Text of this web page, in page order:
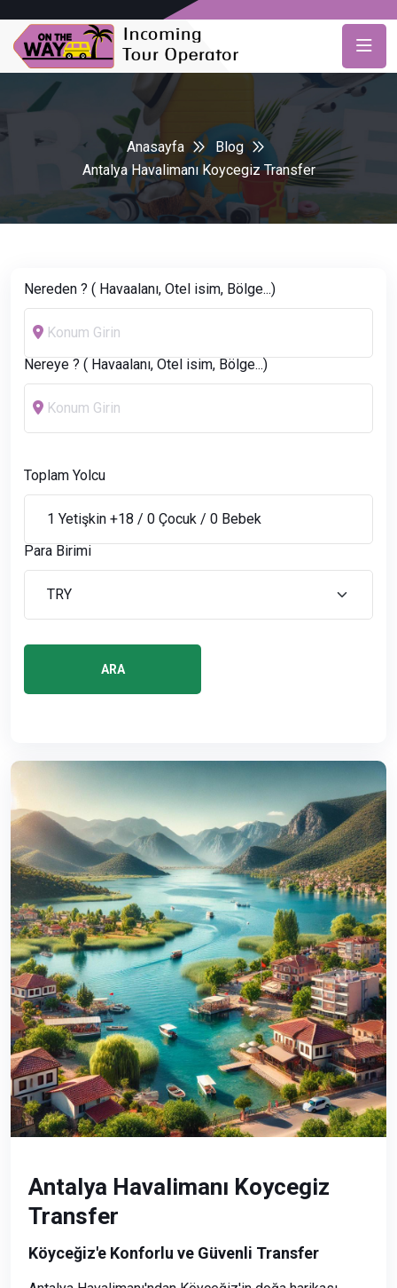
Anasayfa
Blog
Antalya Havalimanı Koycegiz Transfer
Nereden ? ( Havaalanı, Otel isim, Bölge...)
Nereye ? ( Havaalanı, Otel isim, Bölge...)
Toplam Yolcu
Para Birimi
ARA
Antalya Havalimanı Koycegiz
Transfer
Köyceğiz'e Konforlu ve Güvenli Transfer